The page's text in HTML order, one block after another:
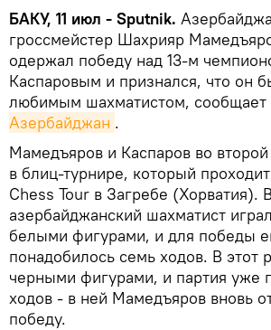
БАКУ, 11 июл - Sputnik.
гроссмейстер Шахрияр
одержал победу над 13-м
Каспаровым и признался, что он
любимым шахматистом, сообщает
Азербайджан .
Мамедъяров и Каспаров во второй
в блиц-турнире, который
Chess Tour в Загребе (Хорватия).
азербайджанский шахматист
белыми фигурами, и для победы
понадобилось семь ходов. В этот
черными фигурами, и партия уже
ходов - в ней Мамедъяров вновь
победу.